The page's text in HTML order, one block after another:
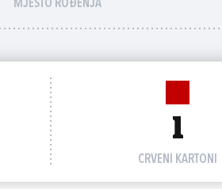
MJESTO ROĐENJA
1
CRVENI KARTONI